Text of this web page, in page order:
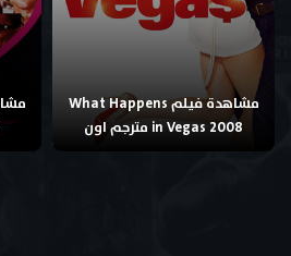
مشاهدة فيلم What Happens
in Vegas 2008 مترجم اون